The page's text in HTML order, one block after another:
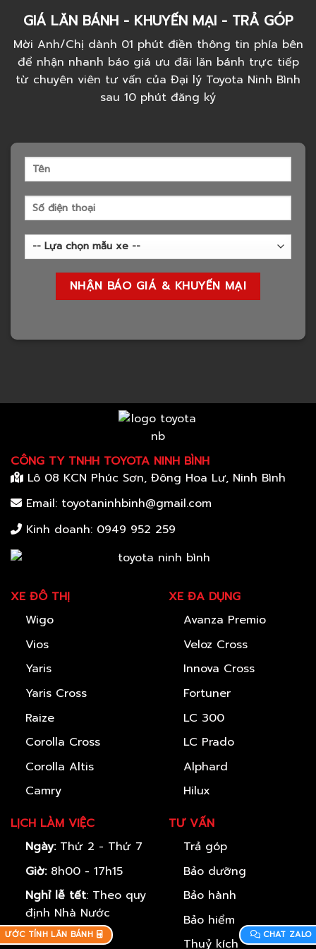
GIÁ LĂN BÁNH - KHUYẾN MẠI - TRẢ GÓP
Mời Anh/Chị dành 01 phút điền thông tin phía bên
để nhận nhanh báo giá ưu đãi lăn bánh trực tiếp
từ chuyên viên tư vấn của Đại lý Toyota Ninh Bình
sau 10 phút đăng ký
CÔNG TY TNHH TOYOTA NINH BÌNH
Lô 08 KCN Phúc Sơn, Đông Hoa Lư, Ninh Bình
Email: toyotaninhbinh@gmail.com
Kinh doanh: 0949 952 259
XE ĐÔ THỊ
Wigo
Vios
Yaris
Yaris Cross
Raize
Corolla Cross
Corolla Altis
Camry
LỊCH LÀM VIỆC
Ngày:Thứ 2 - Thứ 7
Giờ:8h00 - 17h15
Nghỉ lễ tết: Theo quy
định Nhà Nước
XE ĐA DỤNG
Avanza Premio
Veloz Cross
Innova Cross
Fortuner
LC 300
LC Prado
Alphard
Hilux
TƯ VẤN
Trả góp
Bảo dưỡng
Bảo hành
Bảo hiểm
Thuỷ kích
CHAT ZALO
ƯỚC TÍNH LĂN BÁNH